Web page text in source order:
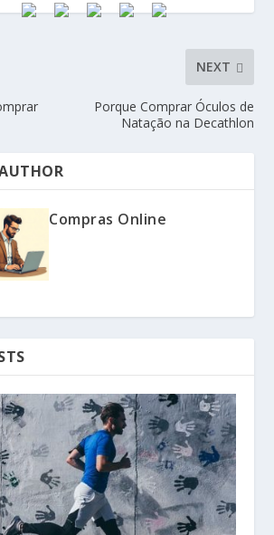
NEXT
Porque Comprar Óculos de
Natação na Decathlon
Compras Online